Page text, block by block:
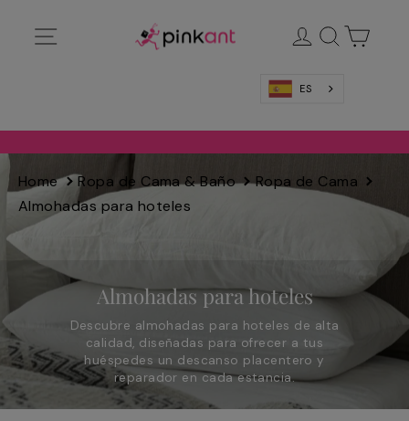
directamente
Ingresar
Buscar
ES
Home Ropa de Cama & Baño
Ropa de Cama
Almohadas para hoteles
Almohadas para hoteles
Descubre almohadas para hoteles de alta
calidad, diseñadas para ofrecer a tus
huéspedes un descanso placentero y
reparador en cada estancia.